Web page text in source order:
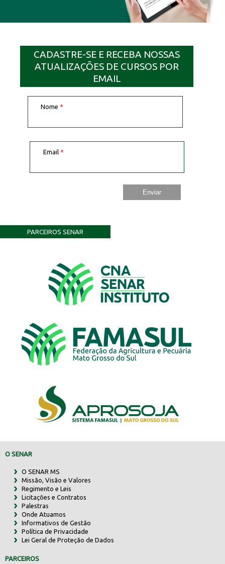
CADASTRE-SE E RECEBA NOSSAS
ATUALIZAÇÕES DE CURSOS POR
EMAIL
Nome *
Email *
PARCEIROS SENAR
O SENAR
O SENAR MS
Missão, Visão e Valores
Regimento e Leis
Licitações e Contratos
Palestras
Onde Atuamos
Informativos de Gestão
Política de Privacidade
Lei Geral de Proteção de Dados
PARCEIROS